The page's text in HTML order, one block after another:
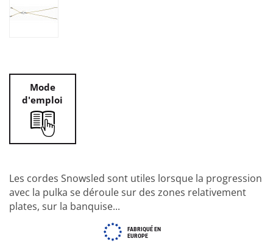
Mode
d'emploi
Les cordes Snowsled sont utiles lorsque la progression
avec la pulka se déroule sur des zones relativement
plates, sur la banquise...
FABRIQUÉ EN
EUROPE